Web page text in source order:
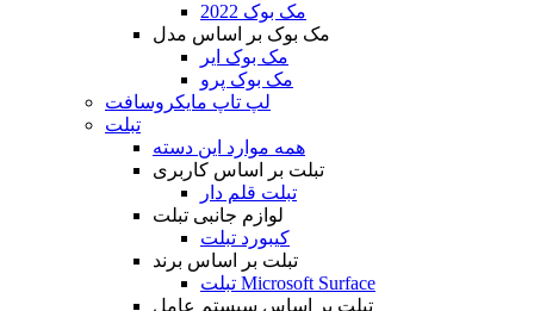
مک بوک 2022
مک بوک بر اساس مدل
مک بوک ایر
مک بوک پرو
لپ تاپ مایکروسافت
تبلت
همه موارد این دسته
تبلت بر اساس کاربری
تبلت قلم دار
لوازم جانبی تبلت
کیبورد تبلت
تبلت بر اساس برند
تبلت Microsoft Surface
تبلت بر اساس سیستم عامل